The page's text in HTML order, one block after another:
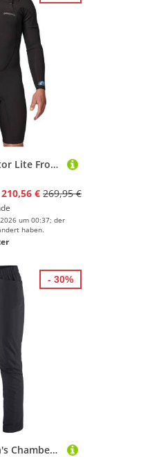
Patagonia - Regulator Lite Front-Zip L/S Spring Suit - Lycra Gr XL schwarz
210,56 € 269,95 €
um 00:37; der
haben.
Patagonia - Women's Chambeau Rock Pants - Trekkinghose Gr 40 grau/schwarz
- 30%